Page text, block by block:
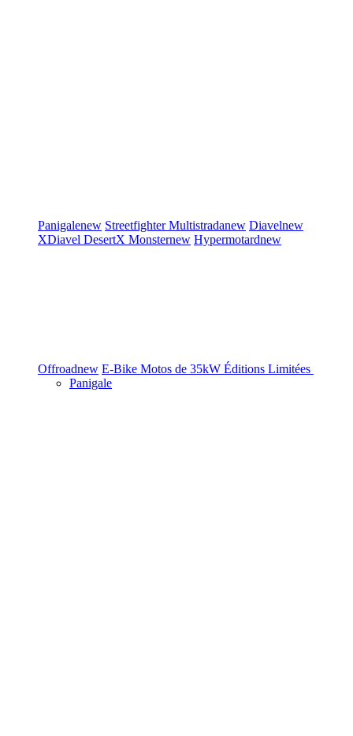
Panigalenew StreetfighterMultistradanew Diavelnew
XDiavel DesertX Monsternew Hypermotardnew
Offroadnew E-Bike Motos de 35kW Éditions Limitées
Panigale